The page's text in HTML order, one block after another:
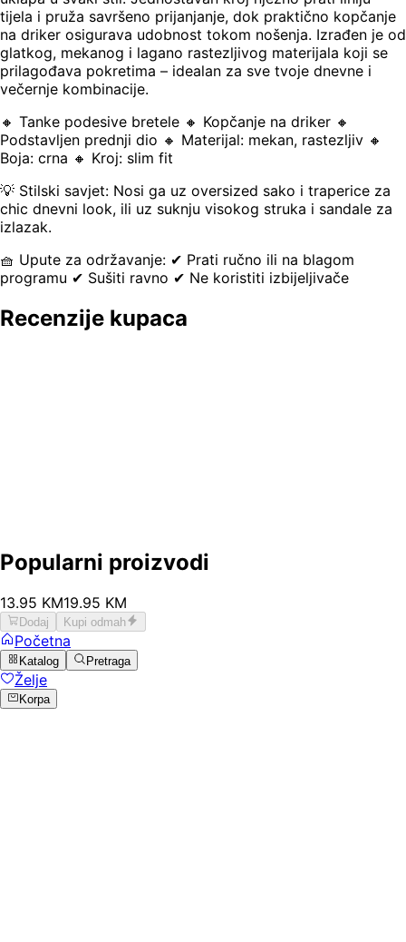
tijela i pruža savršeno prijanjanje, dok praktično kopčanje
na driker osigurava udobnost tokom nošenja. Izrađen je od
glatkog, mekanog i lagano rastezljivog materijala koji se
prilagođava pokretima – idealan za sve tvoje dnevne i
večernje kombinacije.
🔸 Tanke podesive bretele 🔸 Kopčanje na driker 🔸
Podstavljen prednji dio 🔸 Materijal: mekan, rastezljiv 🔸
Boja: crna 🔸 Kroj: slim fit
💡 Stilski savjet: Nosi ga uz oversized sako i traperice za
chic dnevni look, ili uz suknju visokog struka i sandale za
izlazak.
🧺 Upute za održavanje: ✔ Prati ručno ili na blagom
programu ✔ Sušiti ravno ✔ Ne koristiti izbijeljivače
Recenzije kupaca
Popularni proizvodi
13.95 KM19.95 KM
Dodaj Kupi odmah
Početna
Katalog Pretraga
Želje
Korpa